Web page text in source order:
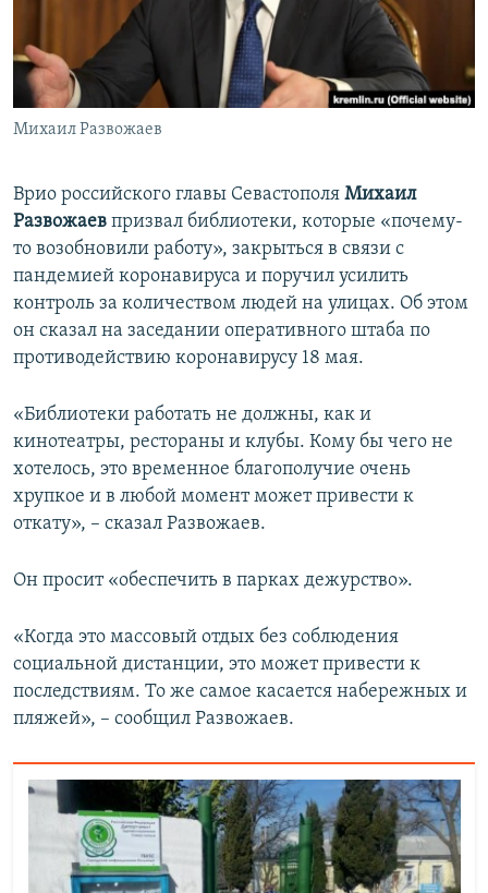
ПОБЕДИТЕЛЕЙ НЕ СУДЯТ?
КРЫМ.НЕПОКОРЕННЫЙ
ELIFBE
УКРАИНСКАЯ ПРОБЛЕМА КРЫМА
ПРИСОЕДИНЯЙТЕСЬ!
Михаил Развожаев
Врио российского главы Севастополя Михаил
Развожаев призвал библиотеки, которые «почему-
то возобновили работу», закрыться в связи с
пандемией коронавируса и поручил усилить
контроль за количеством людей на улицах. Об этом
он сказал на заседании оперативного штаба по
противодействию коронавирусу 18 мая.
«Библиотеки работать не должны, как и
кинотеатры, рестораны и клубы. Кому бы чего не
хотелось, это временное благополучие очень
хрупкое и в любой момент может привести к
откату», – сказал Развожаев.
Он просит «обеспечить в парках дежурство».
«Когда это массовый отдых без соблюдения
социальной дистанции, это может привести к
последствиям. То же самое касается набережных и
пляжей», – сообщил Развожаев.